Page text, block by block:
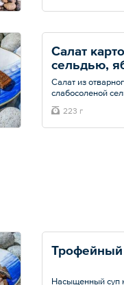
майонеза.
Салат
сельдью,
красным
Салат из
слабосоленой
заправленный
чесноком и
223 г
Насыщенный суп